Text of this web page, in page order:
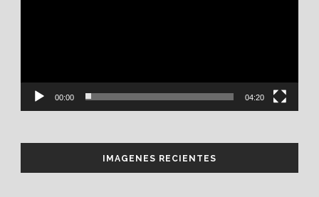
00:00 04:20
IMAGENES RECIENTES